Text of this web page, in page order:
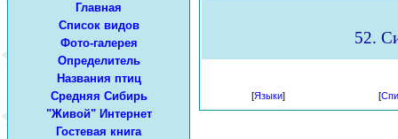
Главная
Список видов
Фото-галерея
Определитель
Названия птиц
Средняя Сибирь
"Живой" Интернет
Гостевая книга
52.
[Языки] [